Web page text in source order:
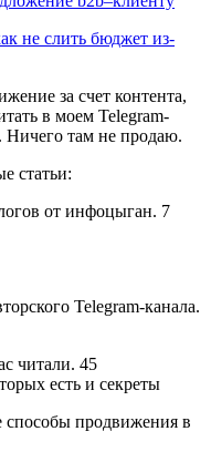
не слить бюджет из-
за счет контента,
в моем Telegram-
Ничего там не продаю.
статьи:
от инфоцыган. 7
Telegram-канала.
читали. 45
есть и секреты
способы продвижения в